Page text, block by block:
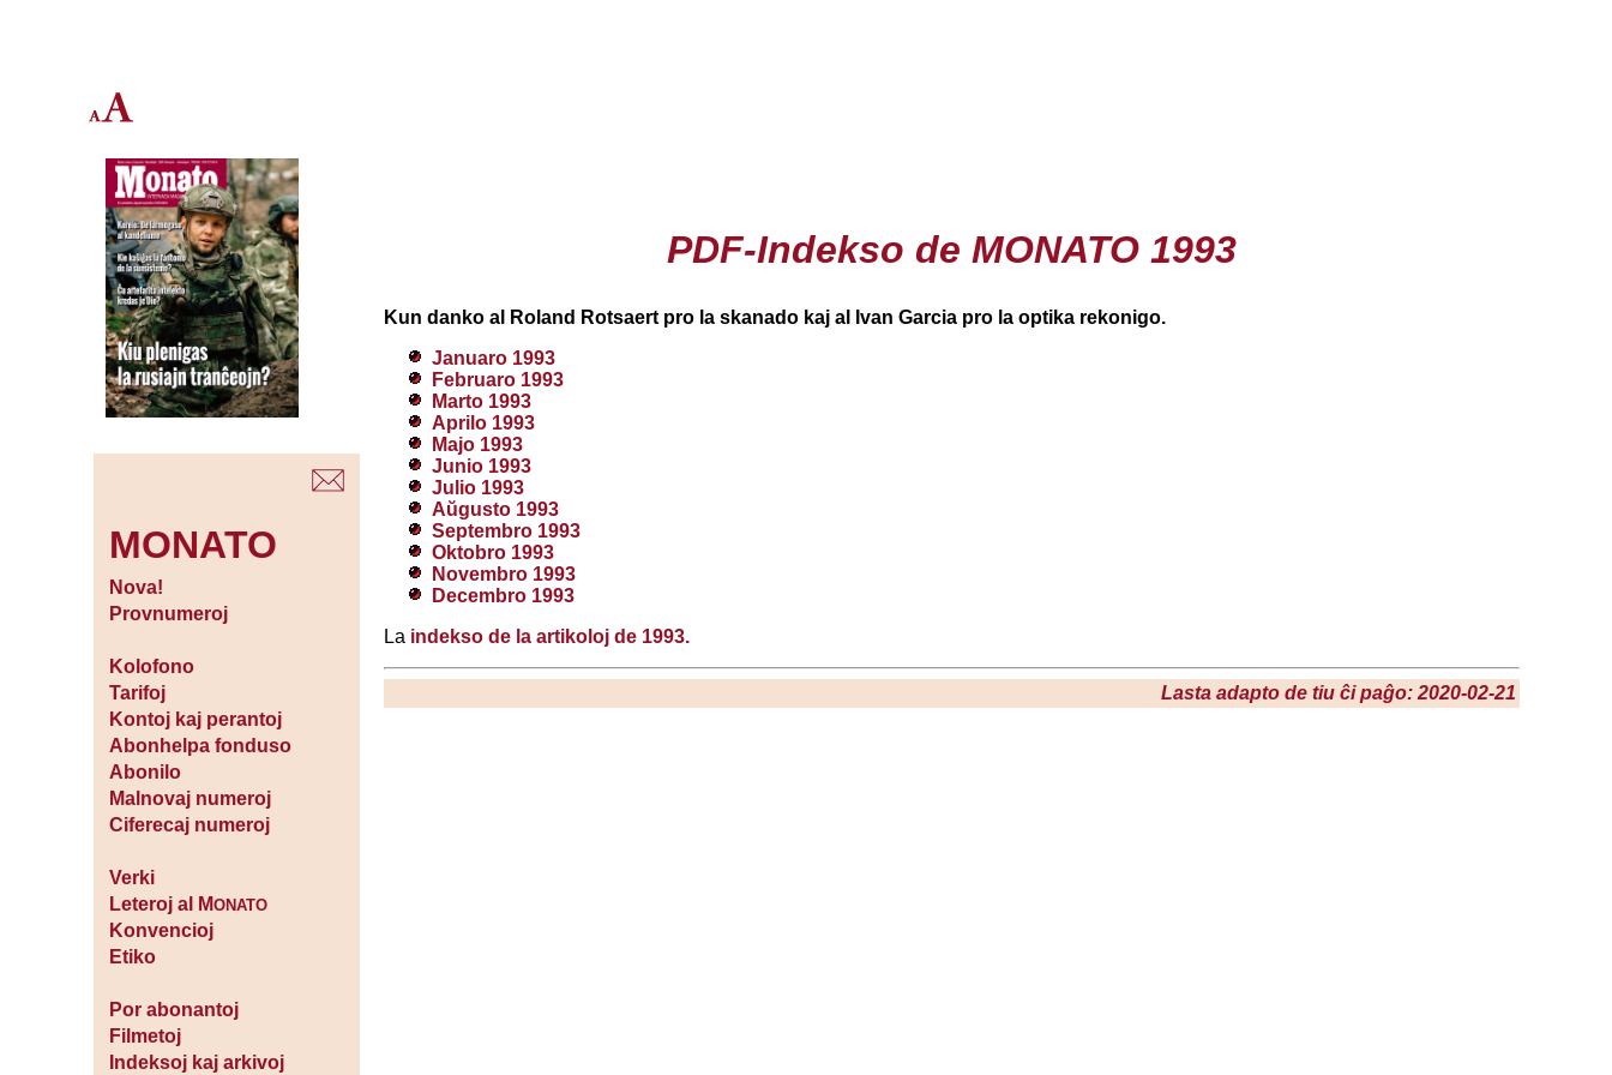
MONATO
Nova!
Provnumeroj
Kolofono
Tarifoj
Kontoj kaj perantoj
Abonhelpa fonduso
Abonilo
Malnovaj numeroj
Ciferecaj numeroj
Verki
Leteroj al MONATO
Konvencioj
Etiko
Por abonantoj
Filmetoj
Indeksoj kaj arkivoj
PDF-Indekso de MONATO 1993
Kun danko al Roland Rotsaert pro la skanado kaj al Ivan Garcia pro la optika rekonigo.
Januaro 1993
Februaro 1993
Marto 1993
Aprilo 1993
Majo 1993
Junio 1993
Julio 1993
Aŭgusto 1993
Septembro 1993
Oktobro 1993
Novembro 1993
Decembro 1993
La indekso de la artikoloj de 1993.
Lasta adapto de tiu ĉi paĝo: 2020-02-21